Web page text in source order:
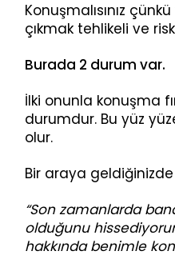
Konuşmalısınız
çıkmak tehlikeli ve
Burada 2 durum var.
İlki onunla konuşma
durumdur. Bu yüz
olur.
Bir araya
“Son zamanlarda
olduğunu
hakkında benimle